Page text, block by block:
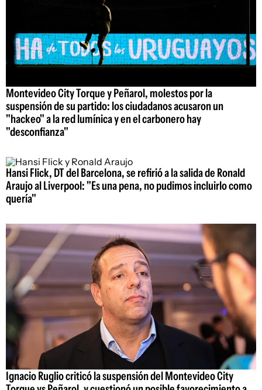
Montevideo City Torque y Peñarol, molestos por la
suspensión de su partido: los ciudadanos acusaron un
"hackeo" a la red lumínica y en el carbonero hay
"desconfianza"
Hansi Flick, DT del Barcelona, se refirió a la salida de Ronald
Araujo al Liverpool: "Es una pena, no pudimos incluirlo como
quería"
Ignacio Ruglio criticó la suspensión del Montevideo City